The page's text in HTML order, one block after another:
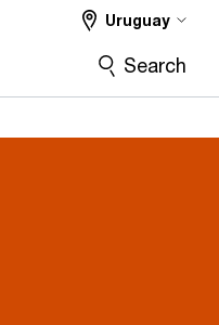
Uruguay
Search